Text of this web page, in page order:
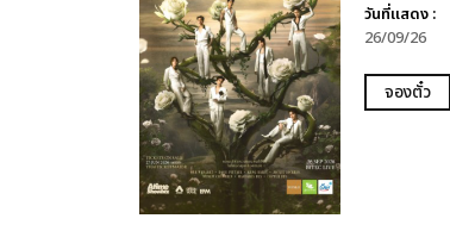
วันที่แสดง :
26/09/26
จองตั๋ว